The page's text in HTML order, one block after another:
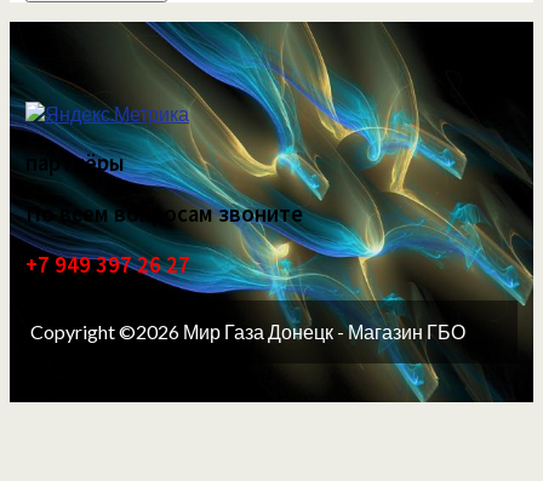
партнёры
По всем вопросам звоните
+7 949 397 26 27
Copyright ©2026 Мир Газа Донецк - Магазин ГБО